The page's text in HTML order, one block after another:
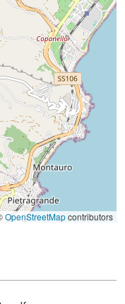
OpenStreetMapcontributors